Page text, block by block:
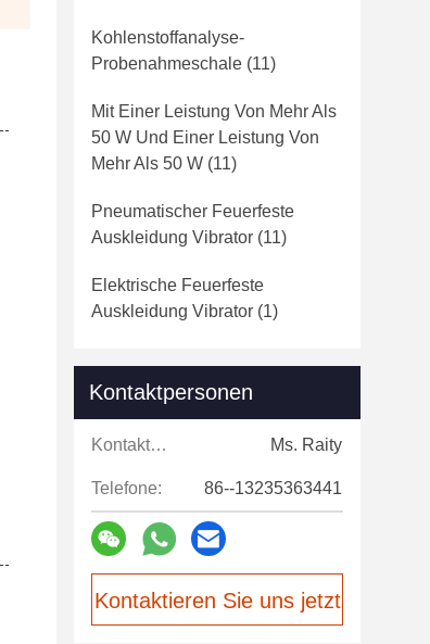
Kohlenstoffanalyse-
Probenahmeschale (11)
Mit Einer Leistung Von Mehr Als
50 W Und Einer Leistung Von
Mehr Als 50 W (11)
Pneumatischer Feuerfeste
Auskleidung Vibrator (11)
Elektrische Feuerfeste
Auskleidung Vibrator (1)
Kontaktpersonen
Kontaktpersonen: Ms. Raity
Telefone: 86--13235363441
Kontaktieren Sie uns jetzt